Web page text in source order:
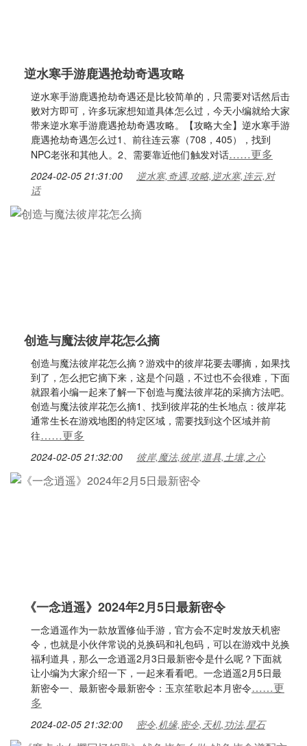
逆水寒手游鹿遇抢劫奇遇攻略
逆水寒手游鹿遇抢劫奇遇还是比较简单的，只需要对话然后击
败对方即可，许多玩家想知道具体怎么过，今天小编就给大家
带来逆水寒手游鹿遇抢劫奇遇攻略。【攻略大全】逆水寒手游
鹿遇抢劫奇遇怎么过1、前往连云寨（708，405），找到
NPC老张和其他人。2、需要靠近他们触发对话……更多
2024-02-05 21:31:00
逆水寒,奇遇,攻略,逆水寒,连云,对
话
创造与魔法彼岸花怎么摘
创造与魔法彼岸花怎么摘？游戏中的彼岸花要去哪摘，如果找
到了，怎么把它摘下来，这是个问题，不过也不会很难，下面
就跟着小编一起来了解一下创造与魔法彼岸花的采摘方法吧。
创造与魔法彼岸花怎么摘1、找到彼岸花的生长地点：彼岸花
通常生长在游戏地图的特定区域，需要找到这个区域并前
往……更多
2024-02-05 21:32:00 彼岸,魔法,彼岸,道具,土壤,之心
《一念逍遥》2024年2月5日最新密令
一念逍遥作为一款放置修仙手游，官方会不定时发放天机密
令，也就是小伙伴常说的兑换码和礼包码，可以在游戏中兑换
福利道具，那么一念逍遥2月3日最新密令是什么呢？下面就
让小编为大家介绍一下，一起来看看吧。一念逍遥2月5日最
新密令一、最新密令最新密令：玉京笙歌起本月密令……更
多
2024-02-05 21:32:00 密令,机缘,密令,天机,功法,星石